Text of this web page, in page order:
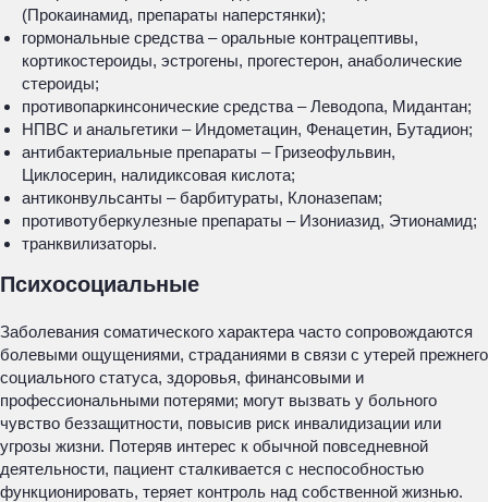
(Прокаинамид, препараты наперстянки);
гормональные средства – оральные контрацептивы,
кортикостероиды, эстрогены, прогестерон, анаболические
стероиды;
противопаркинсонические средства – Леводопа, Мидантан;
НПВС и анальгетики – Индометацин, Фенацетин, Бутадион;
антибактериальные препараты – Гризеофульвин,
Циклосерин, налидиксовая кислота;
антиконвульсанты – барбитураты, Клоназепам;
противотуберкулезные препараты – Изониазид, Этионамид;
транквилизаторы.
Психосоциальные
Заболевания соматического характера часто сопровождаются
болевыми ощущениями, страданиями в связи с утерей прежнего
социального статуса, здоровья, финансовыми и
профессиональными потерями; могут вызвать у больного
чувство беззащитности, повысив риск инвалидизации или
угрозы жизни. Потеряв интерес к обычной повседневной
деятельности, пациент сталкивается с неспособностью
функционировать, теряет контроль над собственной жизнью.